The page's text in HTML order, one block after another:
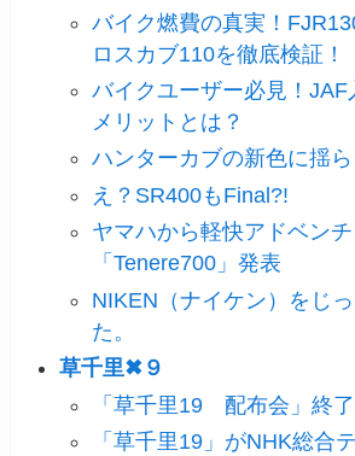
バイク燃費の真実！
ロスカブ110を徹底検証！
バイクユーザー必見！JAF
メリットとは？
ハンターカブの新色に揺ら
え？SR400もFinal?!
ヤマハから軽快アドベン
「Tenere700」発表
NIKEN（ナイケン）をじ
た。
草千里✖９
「草千里19 配布会」終了
「草千里19」がNHK総合